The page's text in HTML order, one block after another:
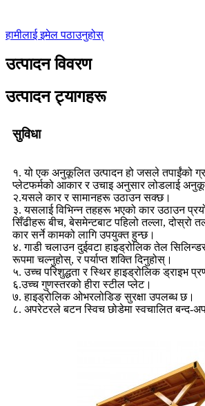
हामीलाई इमेल पठाउनुहोस्
उत्पादन विवरण
उत्पादन ट्यागहरू
सुविधा
१. यो एक अनुकूलित उत्पादन हो जसले तपाईंको
प्लेटफर्मको आकार र उचाइ अनुसार लोडलाई
२.यसले कार र सामानहरू उठाउन सक्छ।
३. यसलाई विभिन्न तहहरू भएको कार उठाउन
सिँढीहरू बीच, बेसमेन्टबाट पहिलो तल्ला, दोस्रो
कार सर्ने कामको लागि उपयुक्त हुन्छ।
४. गाडी चलाउन दुईवटा हाइड्रोलिक तेल
रूपमा चल्नुहोस्, र पर्याप्त शक्ति दिनुहोस्।
५. उच्च परिशुद्धता र स्थिर हाइड्रोलिक ड्राइभ
६.उच्च गुणस्तरको हीरा स्टील प्लेट।
७. हाइड्रोलिक ओभरलोडिङ सुरक्षा उपलब्ध छ।
८. अपरेटरले बटन स्विच छोडेमा स्वचालित बन्द-